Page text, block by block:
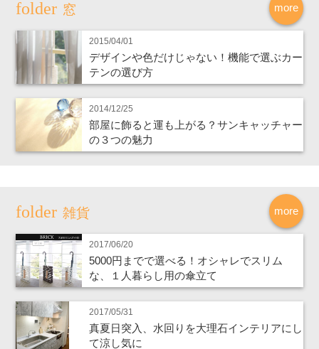
more
窓
2015/04/01
デザインや色だけじゃない！機能で選ぶカー
テンの選び方
2014/12/25
部屋に飾ると運も上がる？サンキャッチャー
の３つの魅力
more
雑貨
2017/06/20
5000円までで選べる！オシャレでスリム
な、１人暮らし用の傘立て
2017/05/31
真夏日突入、水回りを大理石インテリアにし
て涼し気に